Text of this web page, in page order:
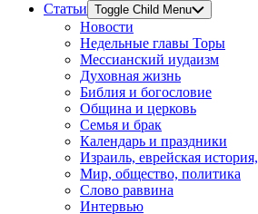
Статьи Toggle Child Menu
Новости
Недельные главы Торы
Мессианский иудаизм
Духовная жизнь
Библия и богословие
Община и церковь
Семья и брак
Календарь и праздники
Израиль, еврейская
Мир, общество, политика
Слово раввина
Интервью